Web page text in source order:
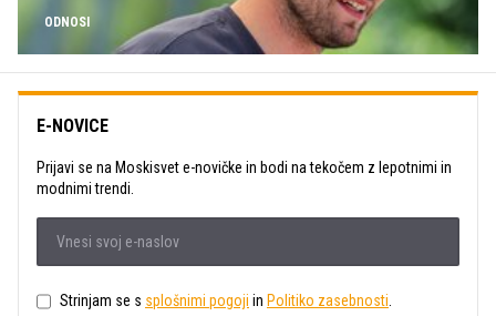
ODNOSI
E-NOVICE
Prijavi se na Moskisvet e-novičke in bodi na tekočem z lepotnimi in
modnimi trendi.
Strinjam se s splošnimi pogoji in Politiko zasebnosti.